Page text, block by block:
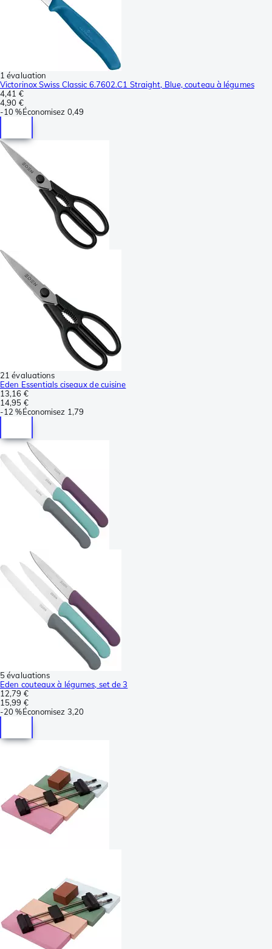
1 évaluation
Victorinox Swiss Classic 6.7602.C1 Straight, Blue, couteau à légumes
4,41 €
4,90 €
-10 %Économisez 0,49
21 évaluations
Eden Essentials ciseaux de cuisine
13,16 €
14,95 €
-12 %Économisez 1,79
5 évaluations
Eden couteaux à légumes, set de 3
12,79 €
15,99 €
-20 %Économisez 3,20